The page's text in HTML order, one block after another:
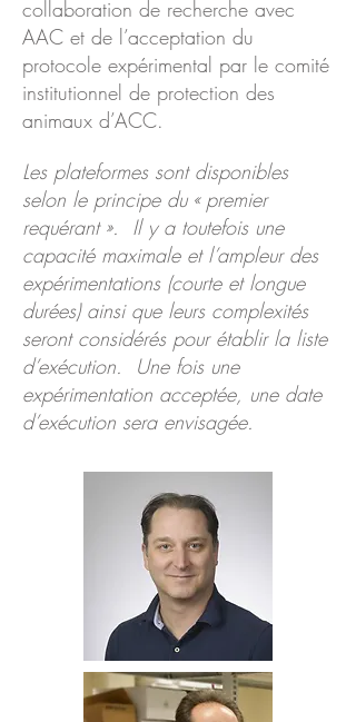
collaboration de recherche avec
AAC et de l’acceptation du
protocole expérimental par le comité
institutionnel de protection des
animaux d’ACC.
Les plateformes sont disponibles
selon le principe du « premier
requérant ». Il y a toutefois une
capacité maximale et l’ampleur des
expérimentations (courte et longue
durées) ainsi que leurs complexités
seront considérés pour établir la liste
d’exécution. Une fois une
expérimentation acceptée, une date
d’exécution sera envisagée.